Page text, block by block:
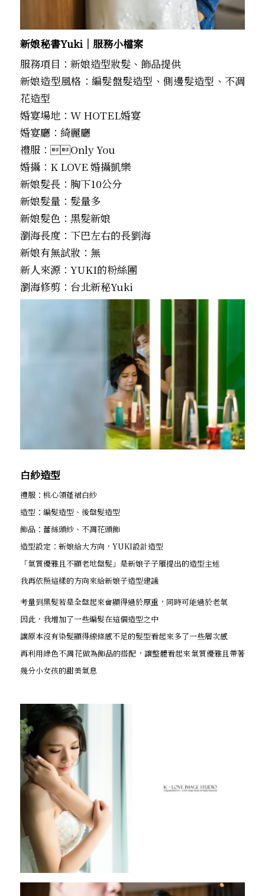
新娘秘書Yuki│服務小檔案
服務項目：新娘造型妝髮、飾品提供
新娘造型風格：編髮盤髮造型、側邊髮造型、不凋
花造型
婚宴場地：W HOTEL婚宴
婚宴廳：綺麗廳
禮服：Only You
婚攝：K LOVE 婚攝凱樂
新娘髮長：胸下10公分
新娘髮量：髮量多
新娘髮色：黑髮新娘
瀏海長度：下巴左右的長劉海
新娘有無試妝：無
新人來源：YUKI的粉絲團
瀏海修剪：台北新秘Yuki
白紗造型
禮服：桃心領蓬裙白紗
造型：編髮造型、後盤髮造型
飾品：蕾絲頭紗、不凋花頭飾
造型設定：新娘給大方向，YUKI設計造型
「氣質優雅且不顯老地盤髮」是新娘子子雁提出的造型主述
我再依照這樣的方向來給新娘子造型建議
考量到黑髮若是全盤起來會顯得過於厚重，同時可能過於老氣
因此，我增加了一些編髮在這個造型之中
讓原本沒有染髮顯得線條感不足的髮型看起來多了一些層次感
再利用綠色不凋花做為飾品的搭配，讓整體看起來氣質優雅且帶著
幾分小女孩的甜美氣息